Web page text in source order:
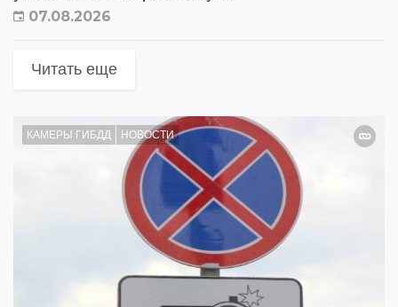
07.08.2026
Читать еще
КАМЕРЫ ГИБДД НОВОСТИ